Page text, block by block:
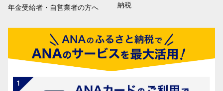
年金受給者・自営業者の方へ
納税